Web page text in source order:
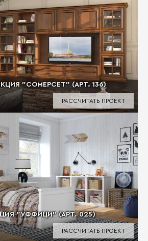
"СОМЕРСЕТ" (АРТ. 136)
РАССЧИТАТЬ ПРОЕКТ
"УФФИЦИ" (АРТ. 025)
РАССЧИТАТЬ ПРОЕКТ